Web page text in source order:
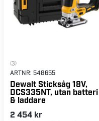
(3)
ARTNR: 548655
Dewalt Sticksåg 18V,
DCS335NT, utan batteri
& laddare
2 454 kr